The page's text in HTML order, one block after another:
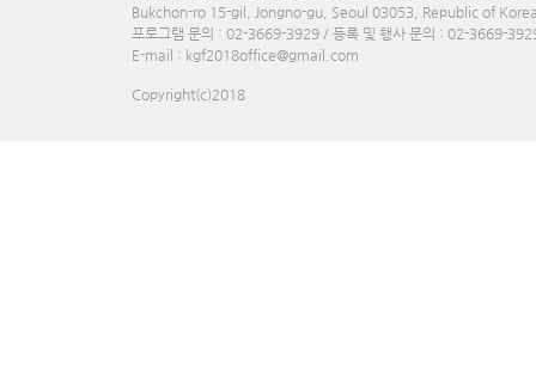
Bukchon-ro 15-gil, Jongno-gu, Seoul 03053, Republic of
프로그램 문의 : 02-3669-3929 / 등록 및 행사 문의 : 02-3669-
E-mail : kgf2018office@gmail.com
Copyright(c)2018